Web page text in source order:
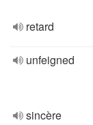
retard
unfeigned
sincère